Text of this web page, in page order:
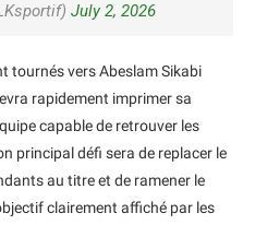
July 2, 2026
tournés vers Abeslam Sikabi
rapidement imprimer sa
capable de retrouver les
principal défi sera de replacer le
au titre et de ramener le
clairement affiché par les